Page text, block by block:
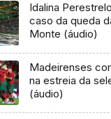
Idalina
caso da queda
Monte (áudio)
Madeirenses
na estreia da
(áudio)